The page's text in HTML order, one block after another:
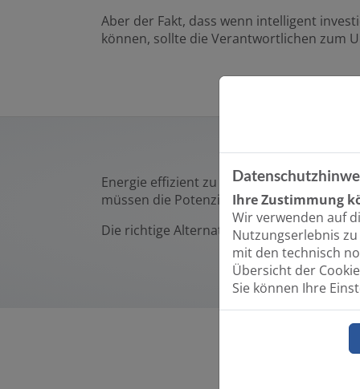
Aber der Fakt, dass wenn intelligent
können, sollte die Verantwortlichen zum
Energie effizient zu nutzen, um Kosten
müssen die Potenziale von
Die richtige Alternative: für Ihr
Ihre Zustimmung
Wir verwenden auf
Nutzungserlebnis
mit den technisch
Übersicht der
Sie können Ihre